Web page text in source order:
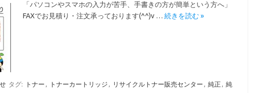
「パソコンやスマホの入力が苦手、手書きの方が簡単という方へ」
FAXでお見積り・注文承っております(^^)v … 続きを読む »
タグ: トナー , トナーカートリッジ , リサイクルトナー販売センター , 純正 , 純